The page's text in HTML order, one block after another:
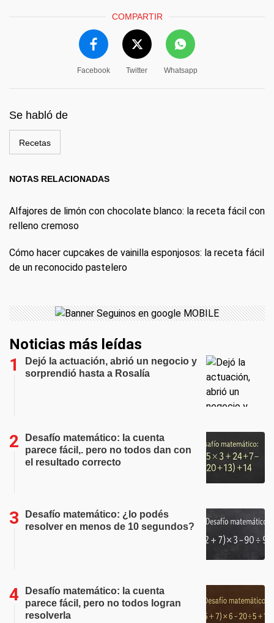
COMPARTIR
Facebook Twitter Whatsapp
Se habló de
Recetas
NOTAS RELACIONADAS
Alfajores de limón con chocolate blanco: la receta fácil con
relleno cremoso
Cómo hacer cupcakes de vainilla esponjosos: la receta fácil
de un reconocido pastelero
Noticias más leídas
Dejó la actuación, abrió un negocio y
sorprendió hasta a Rosalía
Desafío matemático: la cuenta
parece fácil,. pero no todos dan con
el resultado correcto
Desafío matemático: ¿lo podés
resolver en menos de 10 segundos?
Desafío matemático: la cuenta
parece fácil, pero no todos logran
resolverla